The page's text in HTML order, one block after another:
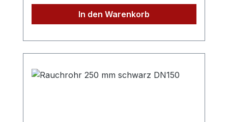
oben.Die Oberfläche ist mit hitzefestem
Senothermlack beschichtet, Farbe:
400°C, gefertigt nach DIN 1298Verjüngte
Verbindungsseite für Steckverbindung der
Rohre (50 mm lang)Dieses Rauchrohr ist
das passende Zubehör zu den jeweiligen
In den Warenkorb